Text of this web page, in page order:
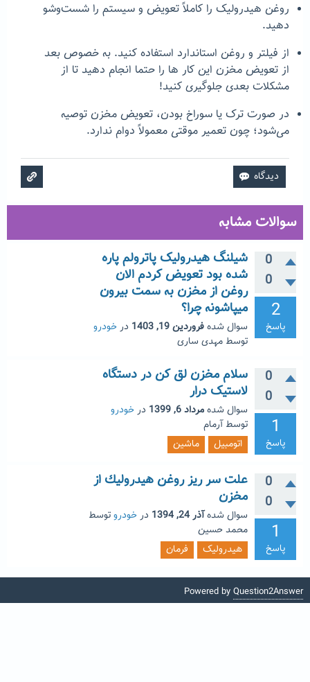
روغن هیدرولیک را کاملاً تعویض و سیستم را شست‌وشو
دهید.
از فیلتر و روغن استاندارد استفاده کنید. به خصوص بعد
از تعویض مخزن این کار ها را حتما انجام دهید تا از
مشکلات بعدی جلوگیری کنید!
در صورت ترک یا سوراخ بودن، تعویض مخزن توصیه
می‌شود؛ چون تعمیر موقتی معمولاً دوام ندارد.
سوالات مشابه
0
0
2
پاسخ
شیلنگ هیدرولیک پاترولم پاره
شده بود تعویض کردم الان
روغن از مخزن به سمت بیرون
میپاشونه چرا؟
سوال شدهفروردین 19, 1403 درخودرو
توسط مهدی ساری
0
0
1
پاسخ
سلام مخزن لق کن در دستگاه
لاستیک درار
سوال شدهمرداد 6, 1399 درخودرو
توسطآرمام
اتومبیل
ماشین
0
0
1
پاسخ
علت سر ريز روغن هيدروليك از
مخزن
سوال شدهآذر 24, 1394 درخودروتوسط
محمد حسین
هیدرولیک
فرمان
Powered by Question2Answer